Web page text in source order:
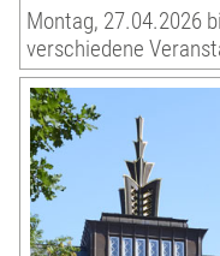
Montag, 27.04.2026
verschiedene